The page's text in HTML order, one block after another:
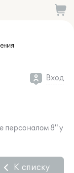
Вход
персоналом 8" у
К списку